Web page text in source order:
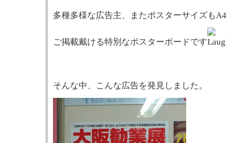
多種多様な広告主、またポスターサイズも
ご掲載戴ける特別なポスターボードです
そんな中、こんな広告を発見しました。